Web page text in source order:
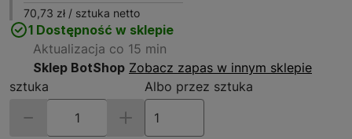
70,73 zł / sztuka netto
1 Dostępność w sklepie
Aktualizacja co 15 min
Sklep BotShop Zobacz zapas w innym sklepie
sztuka
Albo przez sztuka